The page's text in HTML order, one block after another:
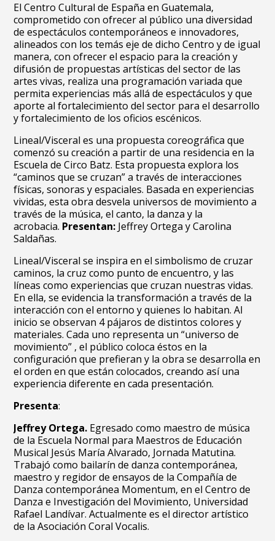
El Centro Cultural de España en Guatemala,
comprometido con ofrecer al público una diversidad
de espectáculos contemporáneos e innovadores,
alineados con los temás eje de dicho Centro y de igual
manera, con ofrecer el espacio para la creación y
difusión de propuestas artísticas del sector de las
artes vivas, realiza una programación variada que
permita experiencias más allá de espectáculos y que
aporte al fortalecimiento del sector para el desarrollo
y fortalecimiento de los oficios escénicos.
Lineal/Visceral es una propuesta coreográfica que
comenzó su creación a partir de una residencia en la
Escuela de Circo Batz. Esta propuesta explora los
“caminos que se cruzan” a través de interacciones
físicas, sonoras y espaciales. Basada en experiencias
vividas, esta obra desvela universos de movimiento a
través de la música, el canto, la danza y la
acrobacia. Presentan: Jeffrey Ortega y Carolina
Saldañas.
Lineal/Visceral se inspira en el simbolismo de cruzar
caminos, la cruz como punto de encuentro, y las
líneas como experiencias que cruzan nuestras vidas.
En ella, se evidencia la transformación a través de la
interacción con el entorno y quienes lo habitan. Al
inicio se observan 4 pájaros de distintos colores y
materiales. Cada uno representa un “universo de
movimiento” , el público coloca éstos en la
configuración que prefieran y la obra se desarrolla en
el orden en que están colocados, creando así una
experiencia diferente en cada presentación.
Presenta:
Jeffrey Ortega. Egresado como maestro de música
de la Escuela Normal para Maestros de Educación
Musical Jesús María Alvarado, Jornada Matutina.
Trabajó como bailarín de danza contemporánea,
maestro y regidor de ensayos de la Compañía de
Danza contemporánea Momentum, en el Centro de
Danza e Investigación del Movimiento, Universidad
Rafael Landívar. Actualmente es el director artístico
de la Asociación Coral Vocalis.